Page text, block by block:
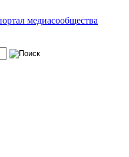
медиасообщества